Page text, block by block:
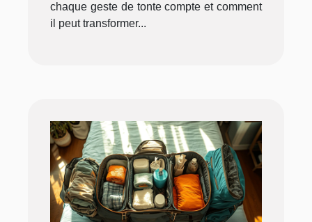
chaque geste de tonte compte et comment
il peut transformer...